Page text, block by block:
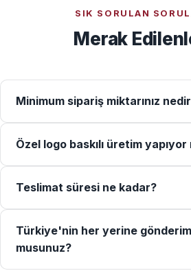
SIK SORULAN
Merak
Minimum sipariş miktarınız
Özel logo baskılı üretim
Teslimat süresi ne kadar?
Türkiye'nin her yerine
musunuz?